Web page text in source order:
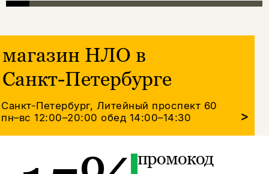
магазин НЛО в
Санкт-Петербурге
Санкт-Петербург, Литейный проспект 60
пн–вс 12:00–20:00обед 14:00–14:30 >
промокод